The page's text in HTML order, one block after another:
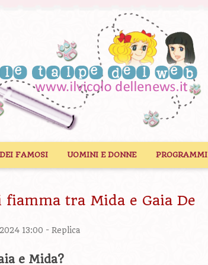
FAMOSI UOMINI E DONNE PROGRAMMI
tra Mida e Gaia De
13:00 - Replica
e Mida?